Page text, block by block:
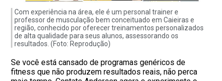
Com experiência na área, ele é um personal trainer e
professor de musculação bem conceituado em Caieiras e
região, conhecido por oferecer treinamentos personalizados
de alta qualidade para seus alunos, assessorando os
resultados. (Foto: Reprodução)
Se você está cansado de programas genéricos de
fitness que não produzem resultados reais, não perca